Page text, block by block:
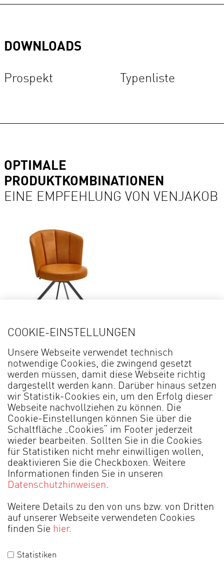
DOWNLOADS
Prospekt Typenliste
OPTIMALE
PRODUKTKOMBINATIONEN
EINE EMPFEHLUNG VON VENJAKOB
MADE IN GERMANY
Händlerportal Impressum
Cookies
COOKIE-EINSTELLUNGEN
Unsere Webseite verwendet technisch
notwendige Cookies, die zwingend gesetzt
werden müssen, damit diese Webseite richtig
dargestellt werden kann. Darüber hinaus setzen
wir Statistik-Cookies ein, um den Erfolg dieser
Webseite nachvollziehen zu können. Die
Cookie-Einstellungen können Sie über die
Schaltfläche „Cookies“ im Footer jederzeit
wieder bearbeiten. Sollten Sie in die Cookies
für Statistiken nicht mehr einwilligen wollen,
deaktivieren Sie die Checkboxen. Weitere
Informationen finden Sie in unseren
Datenschutzhinweisen.
Weitere Details zu den von uns bzw. von Dritten
auf unserer Webseite verwendeten Cookies
finden Sie hier.
Statistiken